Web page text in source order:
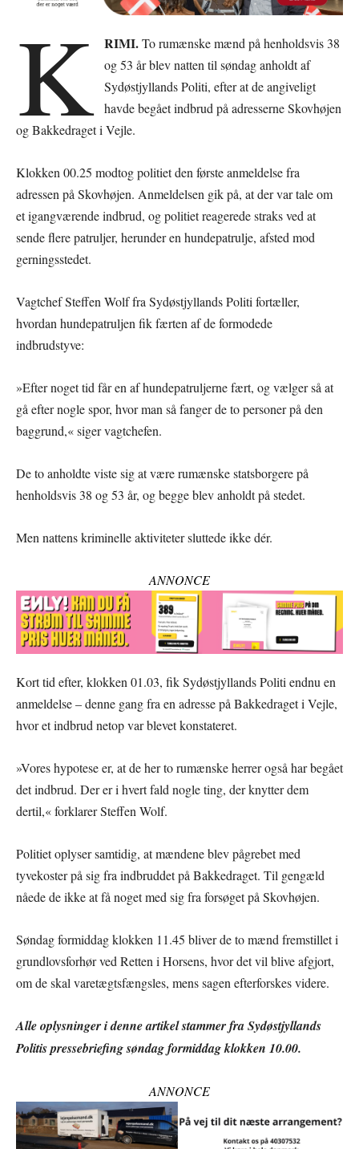
K RIMI.To rumænske mænd på henholdsvis 38
og 53 år blev natten til søndag anholdt af
Sydøstjyllands Politi, efter at de angiveligt
havde begået indbrud på adresserne Skovhøjen
og Bakkedraget i Vejle.
Klokken 00.25 modtog politiet den første anmeldelse fra
adressen på Skovhøjen. Anmeldelsen gik på, at der var tale om
et igangværende indbrud, og politiet reagerede straks ved at
sende flere patruljer, herunder en hundepatrulje, afsted mod
gerningsstedet.
Vagtchef Steffen Wolf fra Sydøstjyllands Politi fortæller,
hvordan hundepatruljen fik færten af de formodede
indbrudstyve:
»Efter noget tid får en af hundepatruljerne fært, og vælger så at
gå efter nogle spor, hvor man så fanger de to personer på den
baggrund,« siger vagtchefen.
De to anholdte viste sig at være rumænske statsborgere på
henholdsvis 38 og 53 år, og begge blev anholdt på stedet.
Men nattens kriminelle aktiviteter sluttede ikke dér.
ANNONCE
Kort tid efter, klokken 01.03, fik Sydøstjyllands Politi endnu en
anmeldelse – denne gang fra en adresse på Bakkedraget i Vejle,
hvor et indbrud netop var blevet konstateret.
»Vores hypotese er, at de her to rumænske herrer også har begået
det indbrud. Der er i hvert fald nogle ting, der knytter dem
dertil,« forklarer Steffen Wolf.
Politiet oplyser samtidig, at mændene blev pågrebet med
tyvekoster på sig fra indbruddet på Bakkedraget. Til gengæld
nåede de ikke at få noget med sig fra forsøget på Skovhøjen.
Søndag formiddag klokken 11.45 bliver de to mænd fremstillet i
grundlovsforhør ved Retten i Horsens, hvor det vil blive afgjort,
om de skal varetægtsfængsles, mens sagen efterforskes videre.
Alle oplysninger i denne artikel stammer fra Sydøstjyllands
Politis pressebriefing søndag formiddag klokken 10.00.
ANNONCE